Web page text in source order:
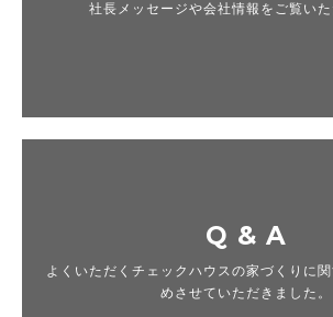
社長メッセージや会社情報をご覧いた
Q & A
よくいただくチェックハウスの家づくりに
めさせていただきました。